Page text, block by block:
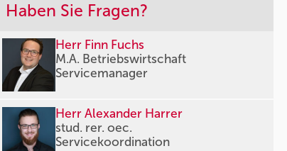
Haben Sie Fragen?
Herr Finn Fuchs
M.A. Betriebswirtschaft
Servicemanager
Herr Alexander Harrer
stud. rer. oec.
Servicekoordination